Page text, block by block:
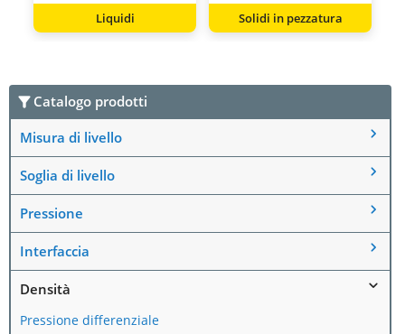
Liquidi Solidi in pezzatura
Catalogo prodotti
Misura di livello
Soglia di livello
Pressione
Interfaccia
Densità
Pressione differenziale